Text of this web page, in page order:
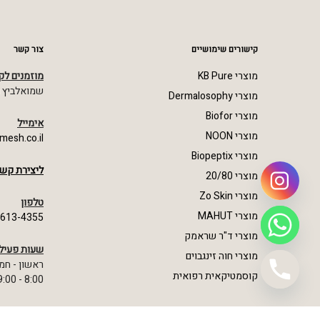
קישורים שימושיים
מוצרי KB Pure
מוצרי Dermalosophy
מוצרי Biofor
מוצרי NOON
מוצרי Biopeptix
מוצרי 20/80
מוצרי Zo Skin
מוצרי MAHUT
מוצרי ד"ר שראמק
מוצרי חוה זינגבוים
קוסמטיקאית רפואית
צור קשר
מוזמנים
שמואלביץ מרדכי
אימייל
ליצירת
טלפון
4355
שעות
ראשון -
8:00 - 19:00